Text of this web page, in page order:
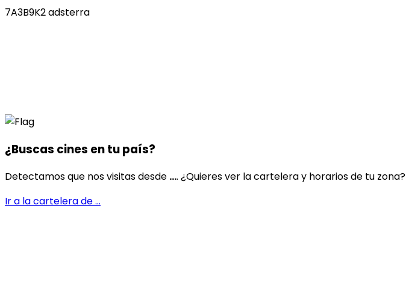
7A3B9K2 adsterra
¿Buscas cines entu país?
Detectamos que nos visitas desde .... ¿Quieres ver la cartelera y horarios de tu zona?
Ir a la cartelera de...